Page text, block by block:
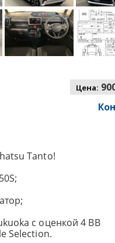
Цена:
Tanto!
с оценкой 4 BB
Selection.